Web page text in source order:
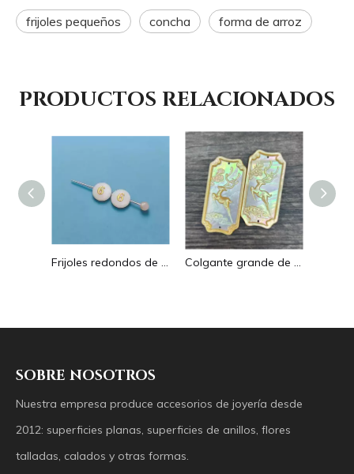
frijoles pequeños concha forma de arroz
PRODUCTOS RELACIONADOS
Frijoles redondos de nácar Natural para diseño de collar, corte de letras, cabujón de tamaño pequeño, fabricación de pulseras, concha de diseño Colgante grande de nácar Natural con imagen de animal, cuadrado de corte para collar con cabujón de diseño en relieve de concha amarilla
SOBRE NOSOTROS
Nuestra empresa produce accesorios de joyería desde
2012: superficies planas, superficies de anillos, flores
talladas, calados y otras formas.